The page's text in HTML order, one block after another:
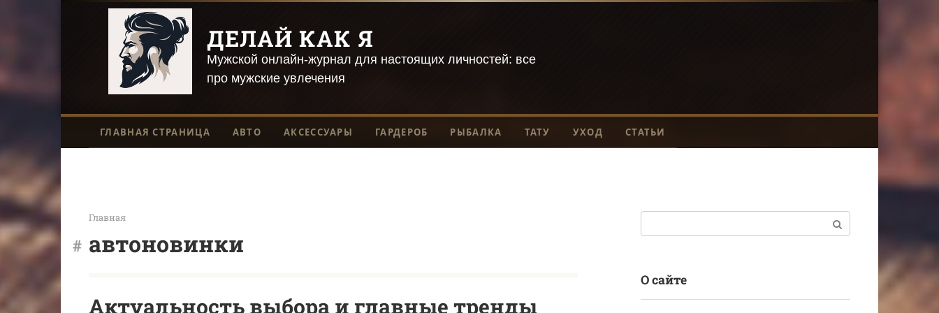
ДЕЛАЙ КАК Я
Мужской онлайн-журнал для настоящих личностей: все
про мужские увлечения
ГЛАВНАЯ СТРАНИЦА АВТО АКСЕССУАРЫ ГАРДЕРОБ РЫБАЛКА ТАТУ УХОД СТАТЬИ
Главная
автоновинки
Актуальность выбора и главные тренды
О сайте